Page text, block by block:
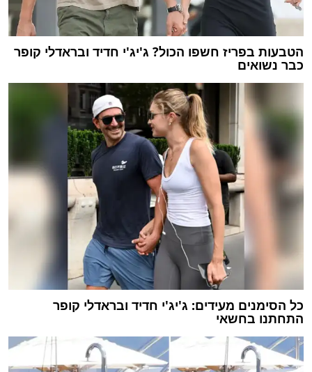
הטבעות בפריז חשפו הכול? ג'יג'י חדיד ובראדלי קופר
כבר נשואים
כל הסימנים מעידים: ג'יג'י חדיד ובראדלי קופר
התחתנו בחשאי